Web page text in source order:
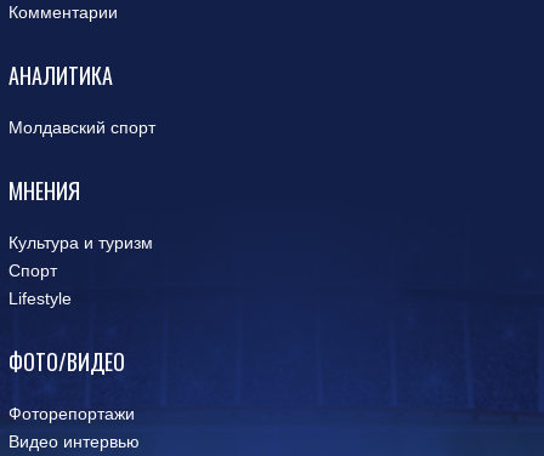
Комментарии
АНАЛИТИКА
Молдавский спорт
МНЕНИЯ
Культура и туризм
Спорт
Lifestyle
ФОТО/ВИДЕО
Фоторепортажи
Видео интервью